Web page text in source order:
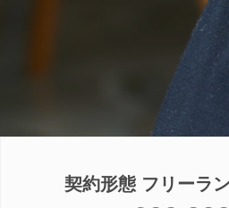
契約形態 フリーラ